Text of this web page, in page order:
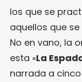
los que se
aquellos que
No en vano, la
esta «La
narrada a